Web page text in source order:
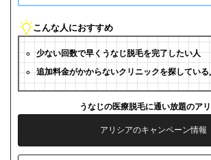
こんな人におすすめ
少ない回数で早くうなじ脱毛を完了したい人
追加料金がかからないクリニックを探している
うなじの医療脱毛に通い放題のア
アリシアのキャンペーン情報